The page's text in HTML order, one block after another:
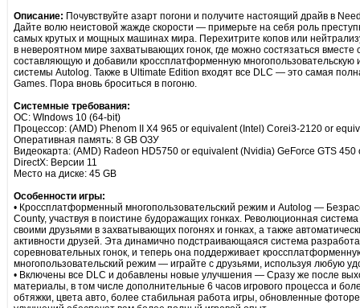
Описание: Почувствуйте азарт погони и получите настоящий драйв в
Дайте волю неистовой жажде скорости — примерьте на себя роль
самых крутых и мощных машинах мира. Перехитрите копов или
в невероятном мире захватывающих гонок, где можно состязаться
составляющую и добавили кроссплатформенную многопользовательскую
системы Autolog. Также в Ultimate Edition входят все DLC — это самая
Games. Пора вновь броситься в погоню.
Системные требования:
ОС: WIndows 10 (64-bit)
Процессор: (AMD) Phenom II X4 965 or equivalent (Intel) Corei3-2120 or
Оперативная память: 8 GB ОЗУ
Видеокарта: (AMD) Radeon HD5750 or equivalent (Nvidia) GeForce GTS 450
DirectX: Версии 11
Место на диске: 45 GB
Особенности игры:
• Кроссплатформенный многопользовательский режим и Autolog —
County, участвуя в поистине будоражащих гонках. Революционная
своими друзьями в захватывающих погонях и гонках, а также
активности друзей. Эта динамично подстраивающаяся система
соревновательных гонок, и теперь она поддерживает
многопользовательский режим — играйте с друзьями, используя любую
• Включены все DLC и добавлены новые улучшения — Сразу же после
материалы, в том числе дополнительные 6 часов игрового процесса и
обтяжки, цвета авто, более стабильная работа игры, обновленные